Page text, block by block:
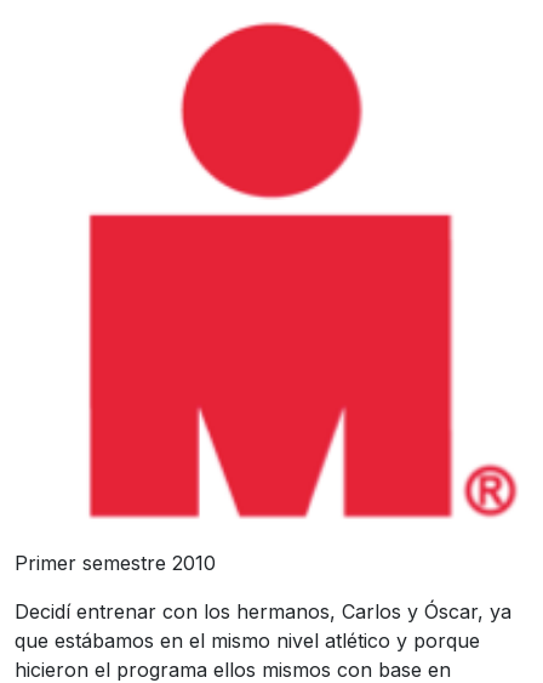
Primer semestre 2010
Decidí entrenar con los hermanos, Carlos y Óscar, ya
que estábamos en el mismo nivel atlético y porque
hicieron el programa ellos mismos con base en